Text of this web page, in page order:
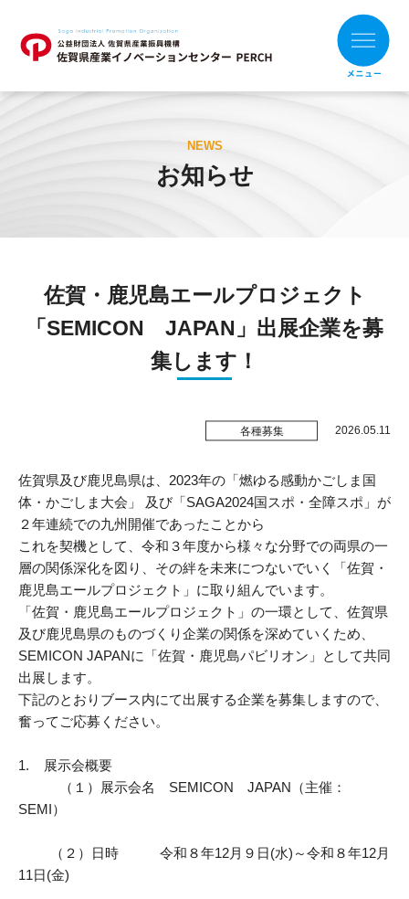
目的別 組織別
補助金の活用
生産性改善・デジタル化
経営改善
ＤＸ・スタートアップ
商標・特許の活用
貸研修室
貸出図書・DVD
支援事例
受付時間 / 月～金曜日 8:30～17:15
お問い合わせ
交通アクセス
リンク集
サイトポリシー
NEWS
お知らせ
佐賀・鹿児島エールプロジェクト
「SEMICON JAPAN」出展企業を募
集します！
各種募集 2026.05.11
佐賀県及び鹿児島県は、2023年の「燃ゆる感動かごしま国
体・かごしま大会」 及び「SAGA2024国スポ・全障スポ」が
２年連続での九州開催であったことから
これを契機として、令和３年度から様々な分野での両県の一
層の関係深化を図り、その絆を未来につないでいく「佐賀・
鹿児島エールプロジェクト」に取り組んでいます。
「佐賀・鹿児島エールプロジェクト」の一環として、佐賀県
及び鹿児島県のものづくり企業の関係を深めていくため、
SEMICON JAPANに「佐賀・鹿児島パビリオン」として共同
出展します。
下記のとおりブース内にて出展する企業を募集しますので、
奮ってご応募ください。
1. 展示会概要
（１）展示会名 SEMICON JAPAN（主催：
SEMI）
（２）日時 令和８年12月９日(水)～令和８年12月
11日(金)